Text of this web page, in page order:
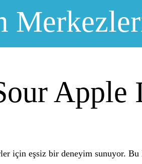
Apple
için eşsiz bir deneyim sunuyor.